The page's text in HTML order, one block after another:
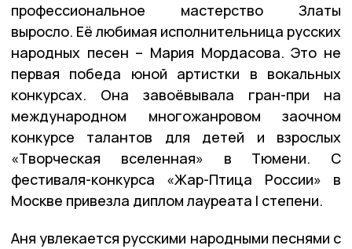
профессиональное мастерство Златы
выросло. Её любимая исполнительница русских
народных песен – Мария Мордасова. Это не
первая победа юной артистки в вокальных
конкурсах. Она завоёвывала гран-при на
международном многожанровом заочном
конкурсе талантов для детей и взрослых
«Творческая вселенная» в Тюмени. C
фестиваля-конкурса «Жар-Птица России» в
Москве привезла диплом лауреата I степени.
Аня увлекается русскими народными песнями с